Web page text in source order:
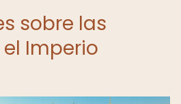
sobre las
Imperio